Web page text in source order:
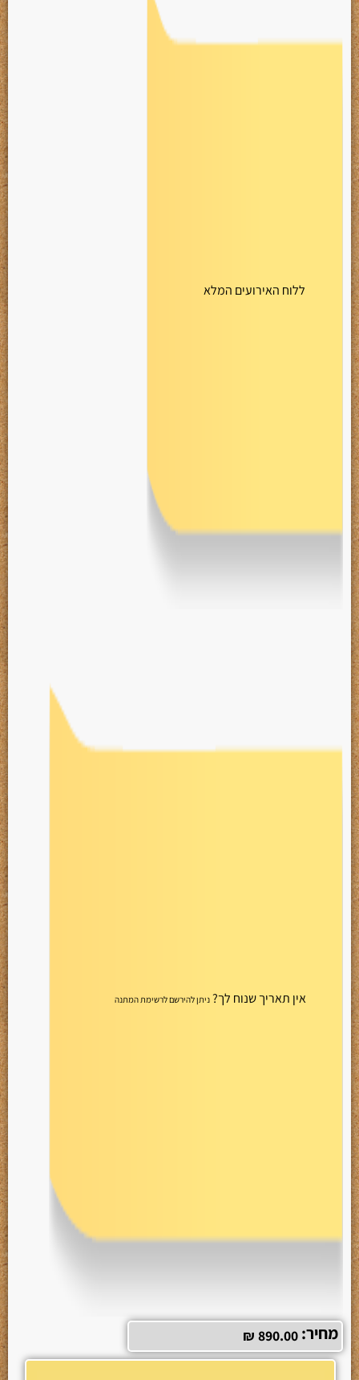
ללוח האירועים המלא
אין תאריך שנוח לך? ניתן להירשם לרשימת המתנה
מחיר: 890.00
₪